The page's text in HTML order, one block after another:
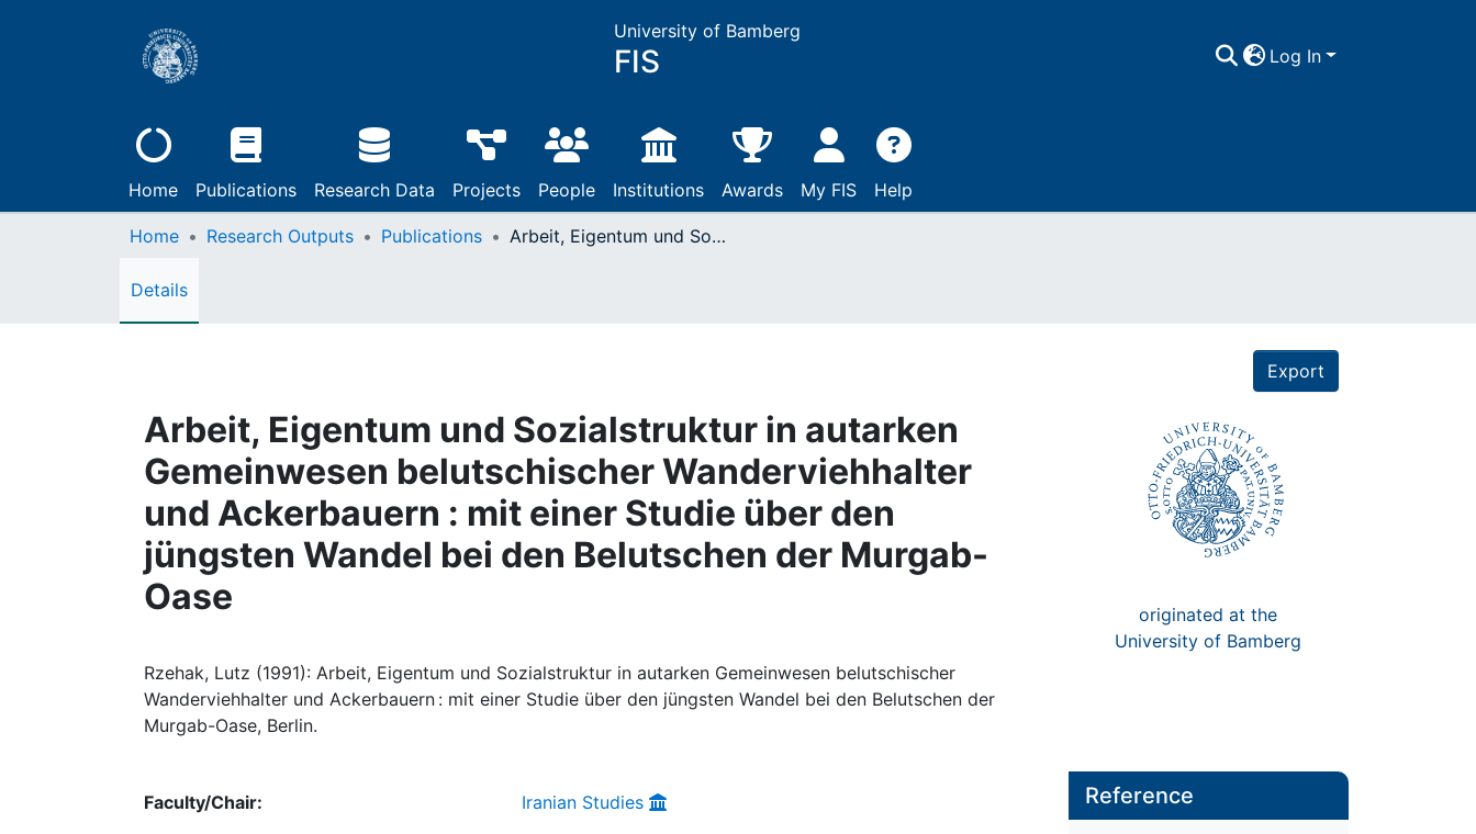
University of Bamberg
FIS Log In
Home Publications Research Data Projects People Institutions Awards My FIS Help
Home Research Outputs Publications Arbeit, Eigentum und Sozialstruktur in autarken Gemeinwesen belutschischer Wanderviehhalter und Ackerbauern : mit einer Studie über den jüngsten Wandel bei den Belutschen der Murgab-Oase
Details
Export
Arbeit, Eigentum und Sozialstruktur in autarken
Gemeinwesen belutschischer Wanderviehhalter
und Ackerbauern : mit einer Studie über den
jüngsten Wandel bei den Belutschen der Murgab-
Oase
Rzehak, Lutz (1991): Arbeit, Eigentum und Sozialstruktur in autarken Gemeinwesen belutschischer
Wanderviehhalter und Ackerbauern : mit einer Studie über den jüngsten Wandel bei den Belutschen der
Murgab-Oase, Berlin.
originated at the
University of Bamberg
Faculty/Chair:
Iranian Studies
Reference